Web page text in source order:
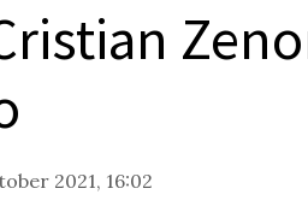
2021, 16:02